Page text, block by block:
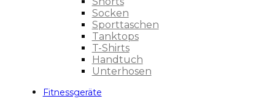
Socken
Sporttaschen
Tanktops
T-Shirts
Handtuch
Unterhosen
Fitnessgeräte